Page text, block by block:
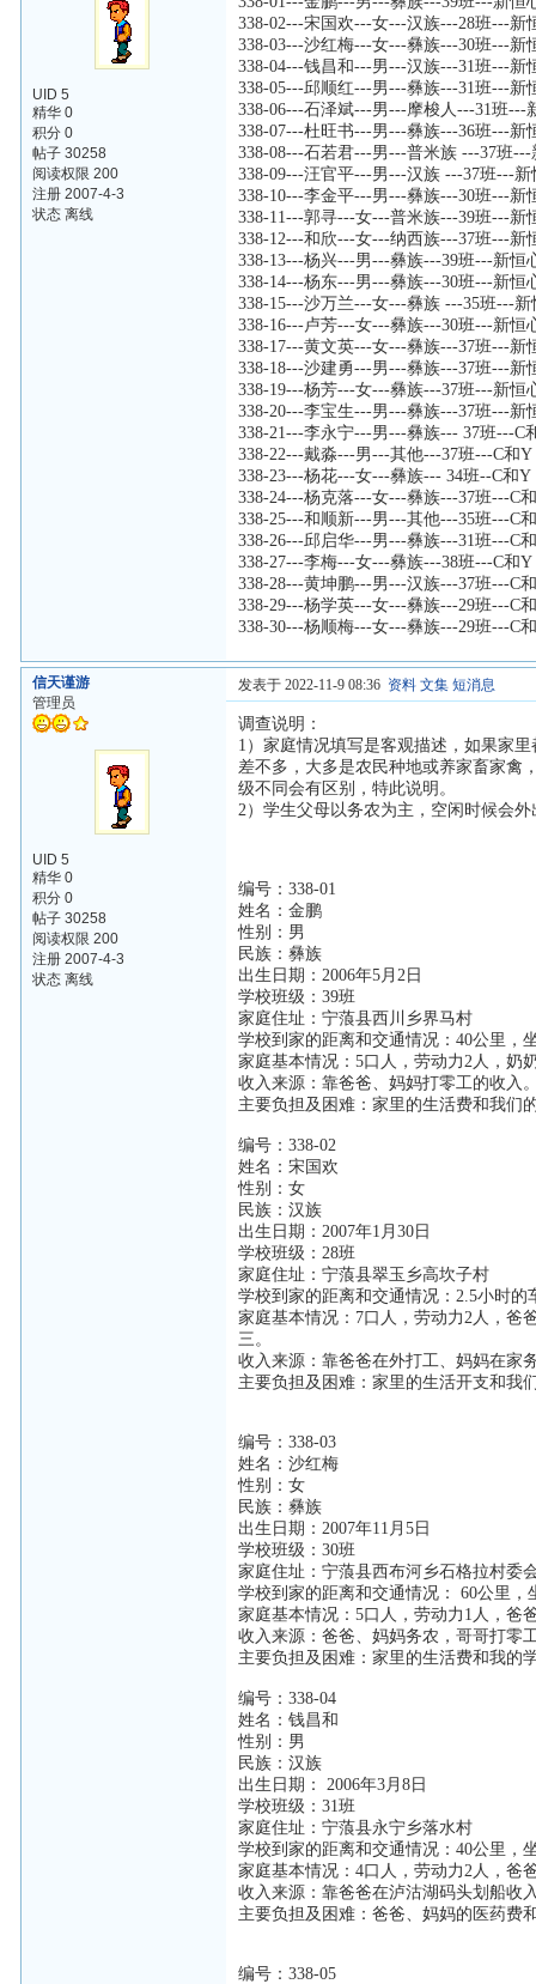
UID 5
精华 0
积分 0
帖子 30258
阅读权限 200
注册 2007-4-3
状态 离线
338-02---宋国欢---女---汉族---28班---新
338-03---沙红梅---女---彝族---30班---新
338-04---钱昌和---男---汉族---31班---新
338-05---邱顺红---男---彝族---31班---新
338-06---石泽斌---男---摩梭人---31班---
338-07---杜旺书---男---彝族---36班---新
338-08---石若君---男---普米族 ---37班
338-09---汪官平---男---汉族 ---37班---新
338-10---李金平---男---彝族---30班---新
338-11---郭寻---女---普米族---39班---新
338-12---和欣---女---纳西族---37班---新
338-13---杨兴---男---彝族---39班---新恒
338-14---杨东---男---彝族---30班---新恒
338-15---沙万兰---女---彝族 ---35班---新
338-16---卢芳---女---彝族---30班---新恒
338-17---黄文英---女---彝族---37班---新
338-18---沙建勇---男---彝族---37班---新
338-19---杨芳---女---彝族---37班---新恒
338-20---李宝生---男---彝族---37班---新
338-21---李永宁---男---彝族--- 37班---C
338-22---戴淼---男---其他---37班---C和Y
338-23---杨花---女---彝族--- 34班--C和Y
338-24---杨克落---女---彝族---37班---C
338-25---和顺新---男---其他---35班---C
338-26---邱启华---男---彝族---31班---C
338-27---李梅---女---彝族---38班---C和Y
338-28---黄坤鹏---男---汉族---37班---C
338-29---杨学英---女---彝族---29班---C
338-30---杨顺梅---女---彝族---29班---C
信天谨游
管理员
UID 5
精华 0
积分 0
帖子 30258
阅读权限 200
注册 2007-4-3
状态 离线
发表于 2022-11-9 08:36 资料 文集 短消息
调查说明：
1）家庭情况填写是客观描述，如果家
差不多，大多是农民种地或养家畜家禽
级不同会有区别，特此说明。
2）学生父母以务农为主，空闲时候会
编号：338-01
姓名：金鹏
性别：男
民族：彝族
出生日期：2006年5月2日
学校班级：39班
家庭住址：宁蒗县西川乡界马村
学校到家的距离和交通情况：40公里，
家庭基本情况：5口人，劳动力2人，奶
收入来源：靠爸爸、妈妈打零工的收入
主要负担及困难：家里的生活费和我们
编号：338-02
姓名：宋国欢
性别：女
民族：汉族
出生日期：2007年1月30日
学校班级：28班
家庭住址：宁蒗县翠玉乡高坎子村
学校到家的距离和交通情况：2.5小时的
家庭基本情况：7口人，劳动力2人，爸
三。
收入来源：靠爸爸在外打工、妈妈在家
主要负担及困难：家里的生活开支和我
编号：338-03
姓名：沙红梅
性别：女
民族：彝族
出生日期：2007年11月5日
学校班级：30班
家庭住址：宁蒗县西布河乡石格拉村委
学校到家的距离和交通情况： 60公里，
家庭基本情况：5口人，劳动力1人，爸
收入来源：爸爸、妈妈务农，哥哥打零
主要负担及困难：家里的生活费和我的
编号：338-04
姓名：钱昌和
性别：男
民族：汉族
出生日期： 2006年3月8日
学校班级：31班
家庭住址：宁蒗县永宁乡落水村
学校到家的距离和交通情况：40公里，
家庭基本情况：4口人，劳动力2人，爸
收入来源：靠爸爸在泸沽湖码头划船收
主要负担及困难：爸爸、妈妈的医药费
编号：338-05